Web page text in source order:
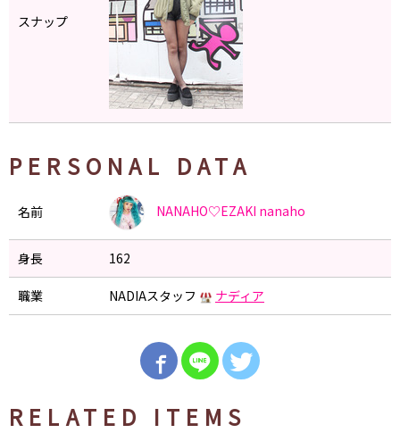
スナップ
PERSONAL DATA
名前 NANAHO♡EZAKI nanaho
身長 162
職業 NADIAスタッフ ナディア
RELATED ITEMS